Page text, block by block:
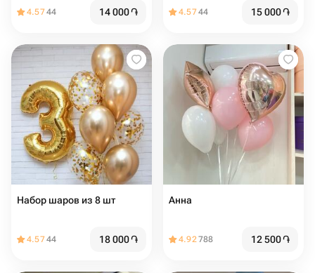
4.5744 14 000֏ 4.5744 15 000֏
Набор шаров из 8 шт
4.5744 18 000֏
Анна
4.92788 12 500֏